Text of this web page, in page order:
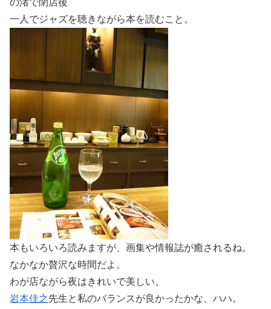
一人でジャズを聴きながら本を読むこと。
本もいろいろ読みますが、画集や情報誌が癒されるね。
なかなか贅沢な時間だよ。
わが店ながら夜はきれいで美しい。
岩本佳之先生と私のバランスが良かったかな、ハハ。